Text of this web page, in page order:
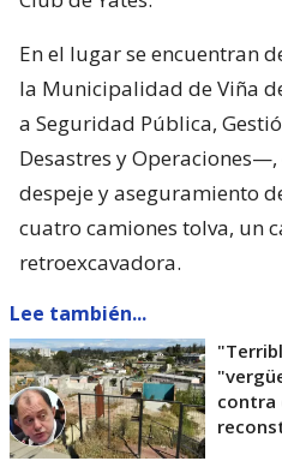
En el lugar se encuentran
la Municipalidad de Viña
a Seguridad Pública,
Desastres y
despeje y aseguramiento
cuatro camiones tolva, un
retroexcavadora.
Lee también...
contra